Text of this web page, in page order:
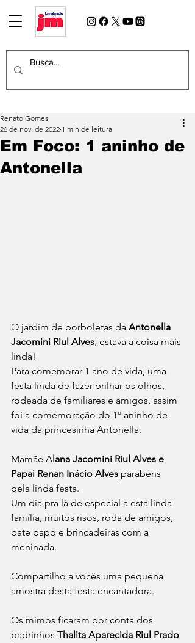
Em Foco: 1 aninho de
Antonella
Renato Gomes
26 de nov. de 2022 1 min de leitura
O jardim de borboletas da Antonella
Jacomini Riul Alves, estava a coisa mais
linda!
Para comemorar 1 ano de vida, uma
festa linda de fazer brilhar os olhos,
rodeada de familiares e amigos, assim
foi a comemoração do 1º aninho de
vida da princesinha Antonella.
Mamãe A lana Jacomini Riul Alves e
Papai Renan Inácio Alves parabéns
pela linda festa.
Um dia pra lá de especial a esta linda
família, muitos risos, roda de amigos,
bate papo e brincadeiras com a
meninada.
Compartilho a vocês uma pequena
amostra desta festa encantadora.
Os mimos ficaram por conta dos
padrinhos Thalita Aparecida Riul Prado